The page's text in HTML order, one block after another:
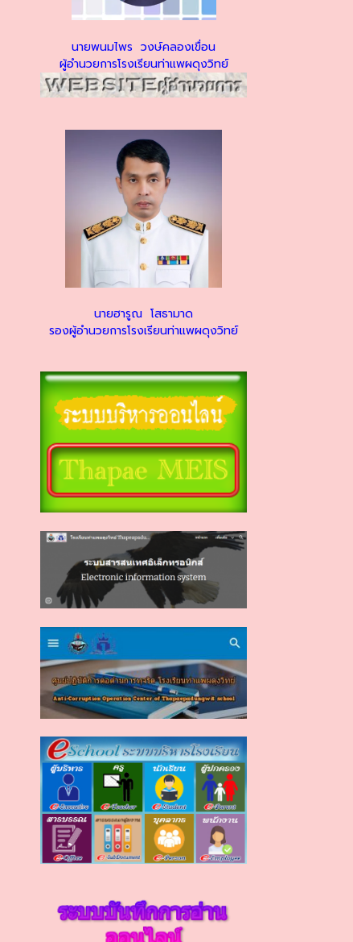
นายพนมไพร วงษ์คลองเขื่อน
ผู้อำนวยการโรงเรียนท่าแพผดุงวิทย์
นายฮารูณ โสธามาด
รองผู้อำนวยการโรงเรียนท่าแพผดุงวิทย์